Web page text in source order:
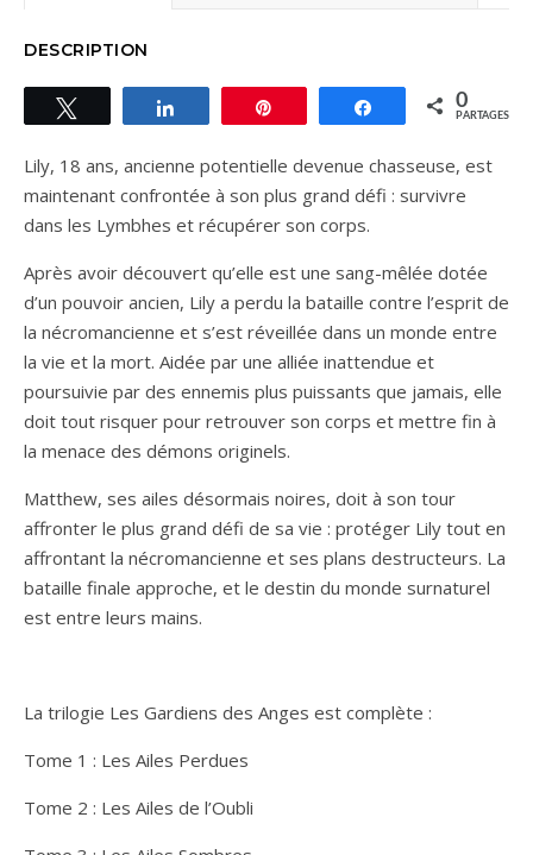
DESCRIPTION
Partagez 0
PARTAGES
Lily, 18 ans, ancienne potentielle devenue chasseuse, est
maintenant confrontée à son plus grand défi : survivre
dans les Lymbhes et récupérer son corps.
Après avoir découvert qu’elle est une sang-mêlée dotée
d’un pouvoir ancien, Lily a perdu la bataille contre l’esprit de
la nécromancienne et s’est réveillée dans un monde entre
la vie et la mort. Aidée par une alliée inattendue et
poursuivie par des ennemis plus puissants que jamais, elle
doit tout risquer pour retrouver son corps et mettre fin à
la menace des démons originels.
Matthew, ses ailes désormais noires, doit à son tour
affronter le plus grand défi de sa vie : protéger Lily tout en
affrontant la nécromancienne et ses plans destructeurs. La
bataille finale approche, et le destin du monde surnaturel
est entre leurs mains.
La trilogie Les Gardiens des Anges est complète :
Tome 1 : Les Ailes Perdues
Tome 2 : Les Ailes de l’Oubli